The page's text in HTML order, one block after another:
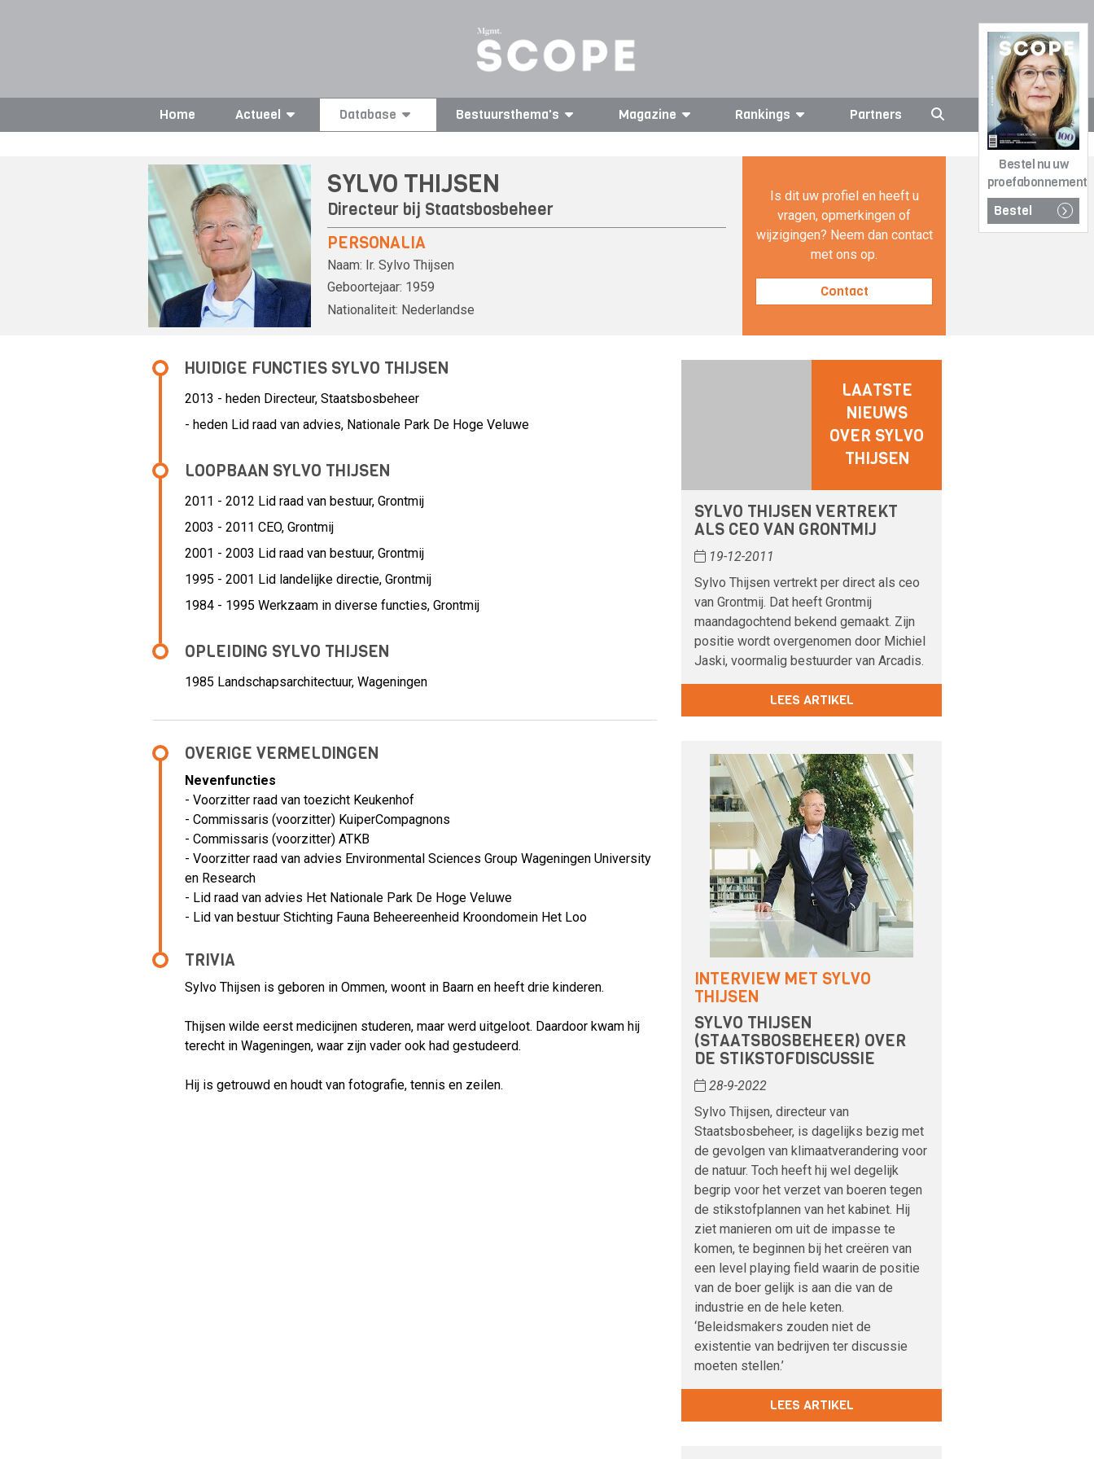
Bestel nu uw
proefabonnement
Bestel
Home Actueel Database Bestuursthema's Magazine Rankings Partners
SYLVO THIJSEN
Directeur bij Staatsbosbeheer
PERSONALIA
Naam: Ir. Sylvo Thijsen
Geboortejaar: 1959
Nationaliteit: Nederlandse
Is dit uw profiel en heeft u
vragen, opmerkingen of
wijzigingen? Neem dan contact
met ons op.
Contact
HUIDIGE FUNCTIES SYLVO THIJSEN
2013 - heden Directeur, Staatsbosbeheer
- heden Lid raad van advies, Nationale Park De Hoge Veluwe
LOOPBAAN SYLVO THIJSEN
2011 - 2012 Lid raad van bestuur, Grontmij
2003 - 2011 CEO, Grontmij
2001 - 2003 Lid raad van bestuur, Grontmij
1995 - 2001 Lid landelijke directie, Grontmij
1984 - 1995 Werkzaam in diverse functies, Grontmij
OPLEIDING SYLVO THIJSEN
1985 Landschapsarchitectuur, Wageningen
OVERIGE VERMELDINGEN
Nevenfuncties
- Voorzitter raad van toezicht Keukenhof
- Commissaris (voorzitter) KuiperCompagnons
- Commissaris (voorzitter) ATKB
- Voorzitter raad van advies Environmental Sciences Group Wageningen University
en Research
- Lid raad van advies Het Nationale Park De Hoge Veluwe
- Lid van bestuur Stichting Fauna Beheereenheid Kroondomein Het Loo
TRIVIA
Sylvo Thijsen is geboren in Ommen, woont in Baarn en heeft drie kinderen.
Thijsen wilde eerst medicijnen studeren, maar werd uitgeloot. Daardoor kwam hij
terecht in Wageningen, waar zijn vader ook had gestudeerd.
Hij is getrouwd en houdt van fotografie, tennis en zeilen.
LAATSTE
NIEUWS
OVER SYLVO
THIJSEN
SYLVO THIJSEN VERTREKT
ALS CEO VAN GRONTMIJ
19-12-2011
Sylvo Thijsen vertrekt per direct als ceo
van Grontmij. Dat heeft Grontmij
maandagochtend bekend gemaakt. Zijn
positie wordt overgenomen door Michiel
Jaski, voormalig bestuurder van Arcadis.
LEES ARTIKEL
INTERVIEW MET SYLVO
THIJSEN
SYLVO THIJSEN
(STAATSBOSBEHEER) OVER
DE STIKSTOFDISCUSSIE
28-9-2022
Sylvo Thijsen, directeur van
Staatsbosbeheer, is dagelijks bezig met
de gevolgen van klimaatverandering voor
de natuur. Toch heeft hij wel degelijk
begrip voor het verzet van boeren tegen
de stikstofplannen van het kabinet. Hij
ziet manieren om uit de impasse te
komen, te beginnen bij het creëren van
een level playing field waarin de positie
van de boer gelijk is aan die van de
industrie en de hele keten.
‘Beleidsmakers zouden niet de
existentie van bedrijven ter discussie
moeten stellen.’
LEES ARTIKEL